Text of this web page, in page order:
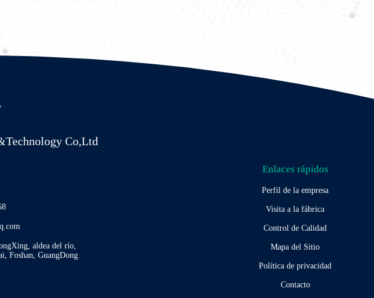
Co,Ltd
aldea del río,
Foshan, GuangDong
Enlaces rápidos
Perfil de la empresa
Visita a la fábrica
Control de Calidad
Mapa del Sitio
Política de privacidad
Contacto